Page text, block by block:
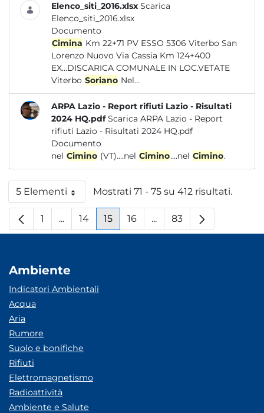
Elenco_siti_2016.xlsx Scarica
Elenco_siti_2016.xlsx
Documento
Cimina Km 22+71 PV ESSO 5306 Viterbo San
Lorenzo Nuovo Via Cassia Km 124+400
EX...DISCARICA COMUNALE IN LOC.VETATE
Viterbo Soriano Nel...
ARPA Lazio - Report rifiuti Lazio - Risultati
2024 HQ.pdf Scarica ARPA Lazio - Report
rifiuti Lazio - Risultati 2024 HQ.pdf
Documento
nel Cimino (VT)....nel Cimino....nel Cimino.
5 ElementiPer paginaMostrati 71 - 75 su 412 risultati.
Pagina
1 ...Pagine intermedie
Pagina
14 Pagina
15 Pagina
16 ...Pagine intermedie
Pagina
83
Ambiente
Indicatori Ambientali
Acqua
Aria
Rumore
Suolo e bonifiche
Rifiuti
Elettromagnetismo
Radioattività
Ambiente e Salute